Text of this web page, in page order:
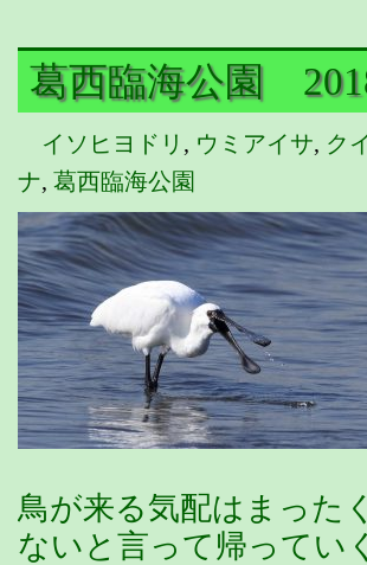
葛西臨海公園
イソヒヨドリ , ウミアイサ, ク
ナ, 葛西臨海公園
鳥が来る気配はまっ
ないと言って帰ってい